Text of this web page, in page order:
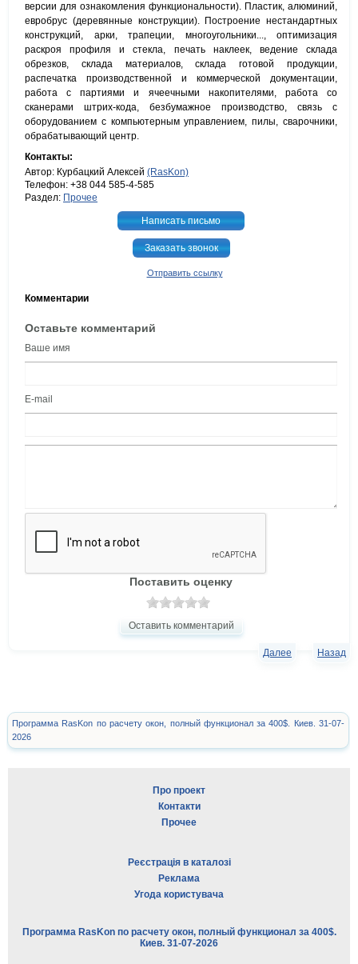
версии для ознакомления функциональности). Пластик, алюминий,
евробрус (деревянные конструкции). Построение нестандартных
конструкций, арки, трапеции, многоугольники..., оптимизация
раскроя профиля и стекла, печать наклеек, ведение склада
обрезков, склада материалов, склада готовой продукции,
распечатка производственной и коммерческой документации,
работа с партиями и ячеечными накопителями, работа со
сканерами штрих-кода, безбумажное производство, связь с
оборудованием с компьютерным управлением, пилы, сварочники,
обрабатывающий центр.
Контакты:
Автор: Курбацкий Алексей (RasKon)
Телефон: +38 044 585-4-585
Раздел: Прочее
Написать письмо
Заказать звонок
Отправить ссылку
Комментарии
Оставьте комментарий
Ваше имя
E-mail
Поставить оценку
Оставить комментарий
Назад
Далее
Программа RasKon по расчету окон, полный функционал за 400$. Киев. 31-07-
2026
Про проект
Контакти
Прочее
Реєстрація в каталозі
Реклама
Угода користувача
Программа RasKon по расчету окон, полный функционал за 400$.
Киев. 31-07-2026